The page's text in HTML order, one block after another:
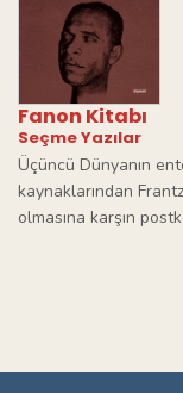
Fanon Kitabı
Seçme Yazılar
Üçüncü Dünyanın
kaynaklarından
olmasına karşın